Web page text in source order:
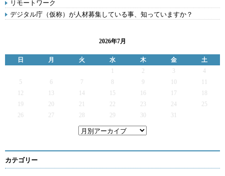
リモートワーク
デジタル庁（仮称）が人材募集している事、知っていますか？
2026年7月
日 月 火 水 木 金
土
2 3
4
5
6 7 9
12
13 14 15 16 17
19
20 21 22 23 24
25
26
27 28 29 30 31
カテゴリー